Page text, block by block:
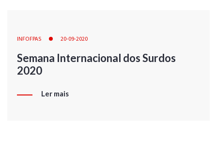
INFOFPAS 20-09-2020
Semana Internacional dos Surdos
2020
Ler mais